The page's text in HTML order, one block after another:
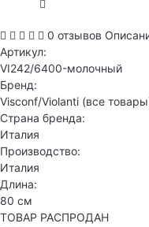
0 отзывов
Артикул:
VI242/6400-молочный
Бренд:
Visconf/Violanti (все
Страна бренда:
Италия
Производство:
Италия
Длина:
80 см
ТОВАР РАСПРОДАН